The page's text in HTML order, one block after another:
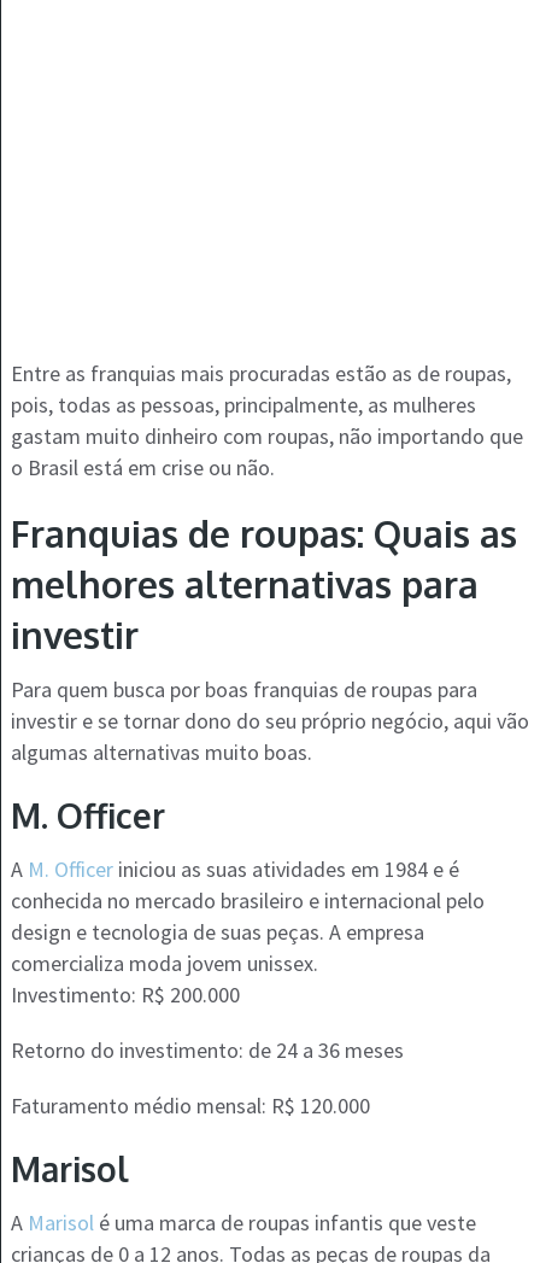
Entre as franquias mais procuradas estão as de roupas,
pois, todas as pessoas, principalmente, as mulheres
gastam muito dinheiro com roupas, não importando que
o Brasil está em crise ou não.
Franquias de roupas: Quais as
melhores alternativas para
investir
Para quem busca por boas franquias de roupas para
investir e se tornar dono do seu próprio negócio, aqui vão
algumas alternativas muito boas.
M. Officer
A M. Officeriniciou as suas atividades em 1984 e é
conhecida no mercado brasileiro e internacional pelo
design e tecnologia de suas peças. A empresa
comercializa moda jovem unissex.
Investimento: R$ 200.000
Retorno do investimento: de 24 a 36 meses
Faturamento médio mensal: R$ 120.000
Marisol
A Marisolé uma marca de roupas infantis que veste
crianças de 0 a 12 anos. Todas as peças de roupas da